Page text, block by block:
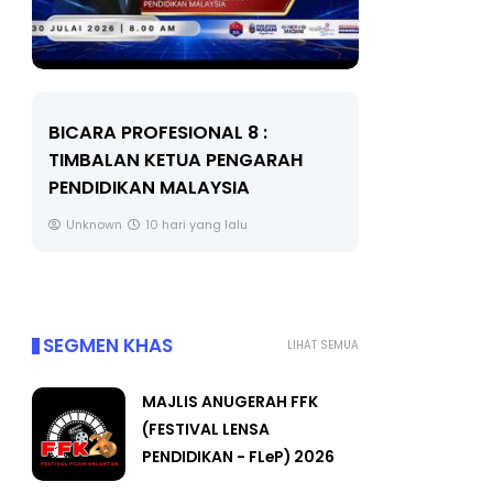
BICARA PROFESIONAL 8 :
TIMBALAN KETUA PENGARAH
PENDIDIKAN MALAYSIA
Unknown 10 hari yang lalu
LIHAT SEMUA
SEGMEN KHAS
MAJLIS ANUGERAH FFK
(FESTIVAL LENSA
PENDIDIKAN - FLeP) 2026